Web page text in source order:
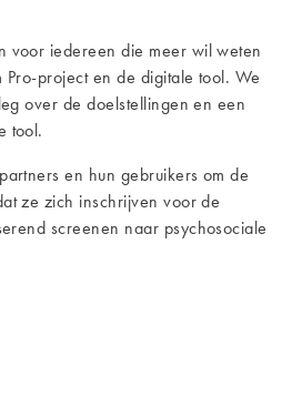
voor iedereen die meer wil weten
Pro-project en de digitale tool. We
over de doelstellingen en een
tool.
en hun gebruikers om de
ze zich inschrijven voor de
screenen naar psychosociale